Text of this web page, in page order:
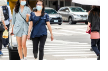
「存飆股」？以小資族每月存
多少財富？ 郭勝：一個社會新